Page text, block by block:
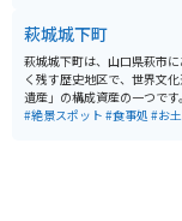
を歩き、一層神秘的な眺めに
洞内の温度は四季を通じて一
光することができます。
地を形成しました。
萩城城下町
萩城城下町は、山口県萩市
く残す歴史地区で、世界文
遺産」の構成資産の一つで
た萩城を中心に発展し、約
壁など歴史的建築が美しく
住宅などの見どころも多く
#絶景スポット #食事処 #お